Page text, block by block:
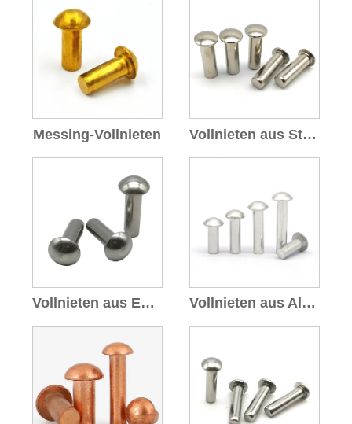
Messing-Vollnieten Vollnieten aus Stahl
Vollnieten aus Edelstahl Vollnieten aus Aluminium